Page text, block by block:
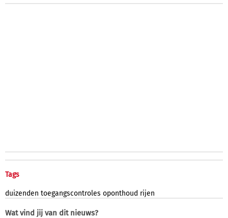
Tags
duizenden toegangscontroles oponthoud rijen
Wat vind jij van dit nieuws?